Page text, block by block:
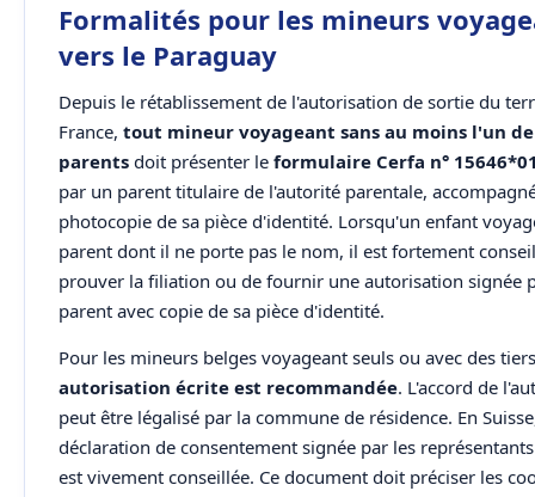
Formalités pour les mineurs
vers le Paraguay
Depuis le rétablissement de l'autorisation de sortie du
France, tout mineur voyageant sans au moins l'un de
parents doit présenter le formulaire Cerfa n°
par un parent titulaire de l'autorité parentale,
photocopie de sa pièce d'identité. Lorsqu'un enfant
parent dont il ne porte pas le nom, il est fortement
prouver la filiation ou de fournir une autorisation signée
parent avec copie de sa pièce d'identité.
Pour les mineurs belges voyageant seuls ou avec des
autorisation écrite est recommandée. L'accord de
peut être légalisé par la commune de résidence. En
déclaration de consentement signée par les
est vivement conseillée. Ce document doit préciser les